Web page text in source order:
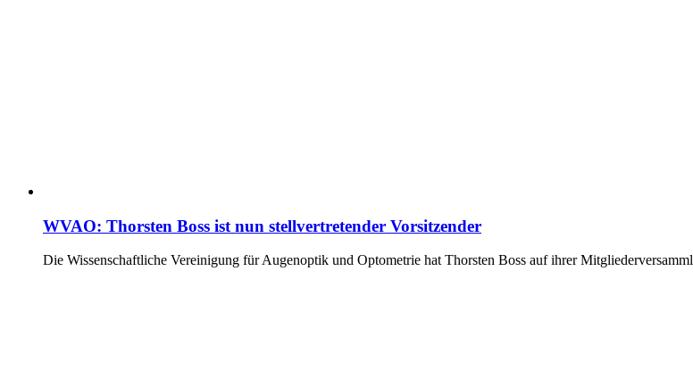
WVAO: Thorsten Boss ist nun stellvertretender Vorsitzender
Die Wissenschaftliche Vereinigung für Augenoptik und Optometrie hat Thorsten Boss auf ihrer